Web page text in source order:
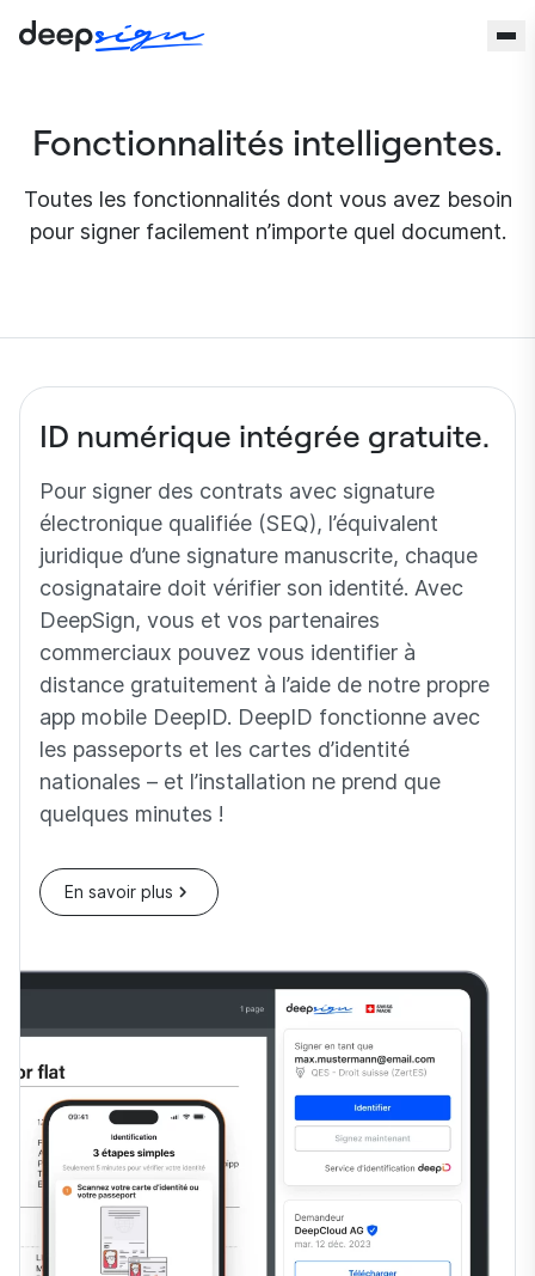
Fonctionnalités intelligentes.
Toutes les fonctionnalités dont vous avez besoin
pour signer facilement n’importe quel document.
ID numérique intégrée gratuite.
Pour signer des contrats avec signature
électronique qualifiée (SEQ), l’équivalent
juridique d’une signature manuscrite, chaque
cosignataire doit vérifier son identité. Avec
DeepSign, vous et vos partenaires
commerciaux pouvez vous identifier à
distance gratuitement à l’aide de notre propre
app mobile DeepID. DeepID fonctionne avec
les passeports et les cartes d’identité
nationales – et l’installation ne prend que
quelques minutes !
En savoir plus